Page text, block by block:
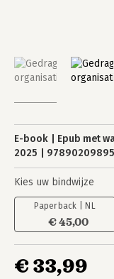
E-book Epub met
2025
Kies uw bindwijze
Paperback | NL
€ 45,00
€ 33,99